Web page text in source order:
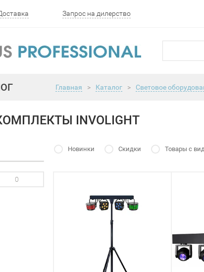
Запрос на дилерство
Главная > Каталог > Световое
INVOLIGHT
Новинки Скидки Товары с